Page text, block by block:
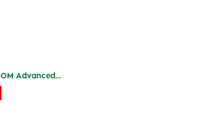
Advanced…